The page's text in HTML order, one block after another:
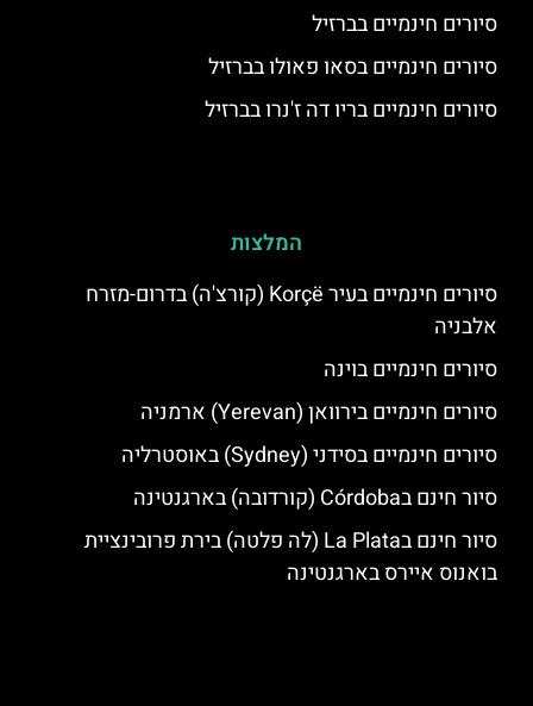
סיורים חינמיים בברזיל
סיורים חינמיים בסאו פאולו בברזיל
סיורים חינמיים בריו דה ז'נרו בברזיל
המלצות
סיורים חינמיים בעיר Korçë (קורצ'ה) בדרום-מזרח
אלבניה
סיורים חינמיים בוינה
סיורים חינמיים בירוואן (Yerevan) ארמניה
סיורים חינמיים בסידני (Sydney) באוסטרליה
סיור חינם בCórdoba (קורדובה) בארגנטינה
סיור חינם בLa Plata (לה פלטה) בירת פרובינציית
בואנוס איירס בארגנטינה